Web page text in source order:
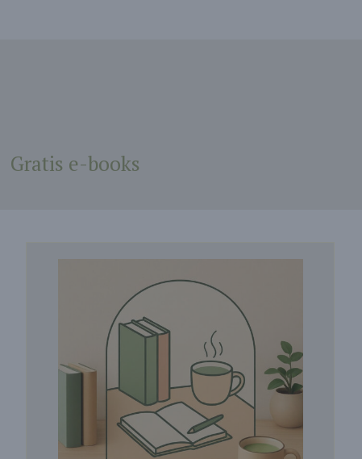
Gratis e-books